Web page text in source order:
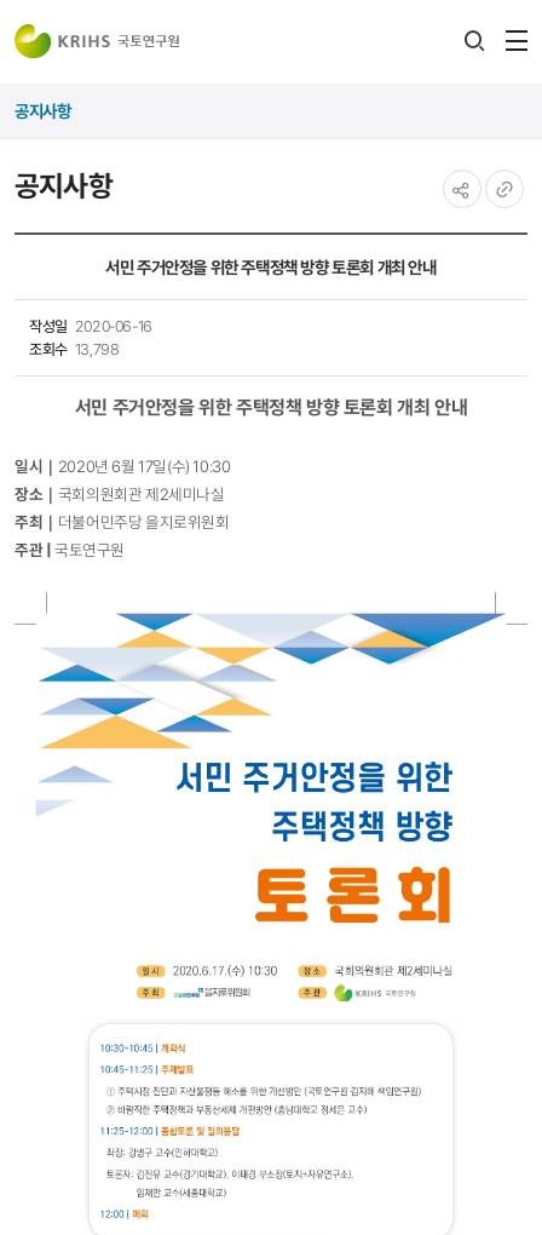
공지사항
공지사항
서민 주거안정을 위한 주택정책 방향 토론회 개최 안내
작성일 2020-06-16
조회수 13,798
서민 주거안정을 위한 주택정책 방향 토론회 개최 안내
일시｜ 2020년 6월 17일(수) 10:30
장소｜ 국회의원회관 제2세미나실​
주최 ｜ 더불어민주당 을지로위원회
주관 | 국토연구원